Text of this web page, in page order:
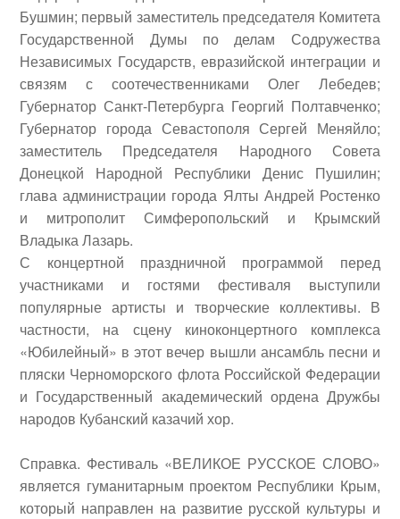
Бушмин; первый заместитель председателя Комитета
Государственной Думы по делам Содружества
Независимых Государств, евразийской интеграции и
связям с соотечественниками Олег Лебедев;
Губернатор Санкт-Петербурга Георгий Полтавченко;
Губернатор города СевастополяСергей Меняйло;
заместитель Председателя Народного Совета
Донецкой Народной Республики Денис Пушилин;
глава администрации города Ялты Андрей Ростенко
и митрополит Симферопольский и Крымский
Владыка Лазарь.
С концертной праздничной программой перед
участниками и гостями фестиваля выступили
популярные артисты и творческие коллективы. В
частности, на сцену киноконцертного комплекса
«Юбилейный» в этот вечер вышли ансамбль песни и
пляски Черноморского флота Российской Федерации
и Государственный академический ордена Дружбы
народов Кубанский казачий хор.
Справка. Фестиваль «ВЕЛИКОЕ РУССКОЕ СЛОВО»
является гуманитарным проектом Республики Крым,
который направлен на развитие русской культуры и